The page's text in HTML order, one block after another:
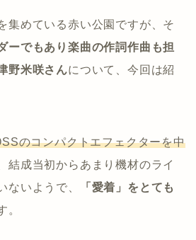
集めている赤い公園ですが、そ
ーでもあり楽曲の作詞作曲も担
野米咲さんについて、今回は紹
のコンパクトエフェクターを中
、結成当初からあまり機材のライ
ないようで、
「愛着」をとても
。